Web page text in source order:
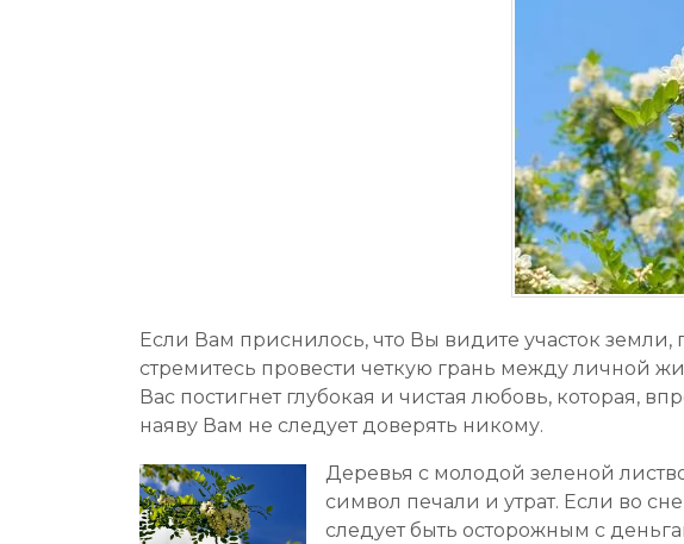
Если Вам приснилось, что Вы видите участок
стремитесь провести четкую грань между личной
Вас постигнет глубокая и чистая любовь, которая,
наяву Вам не следует доверять никому.
Деревья с молодой зеленой
символ печали и утрат. Если во
следует быть осторожным с